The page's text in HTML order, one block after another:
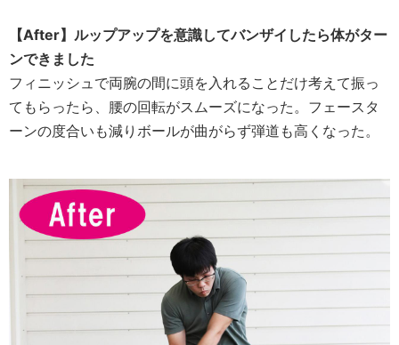
【After】 ルップアップを意識してバンザイしたら体がター
ンできました
フィニッシュで両腕の間に頭を入れることだけ考えて振っ
てもらったら、腰の回転がスムーズになった。フェースタ
ーンの度合いも減りボールが曲がらず弾道も高くなった。